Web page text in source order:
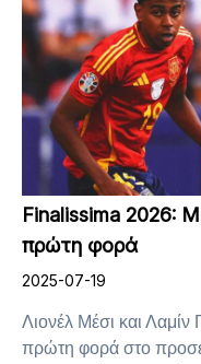
Finalissima 2026:
πρώτη φορά
2025-07-19
Λιονέλ Μέσι και Λαμίν
πρώτη φορά στο